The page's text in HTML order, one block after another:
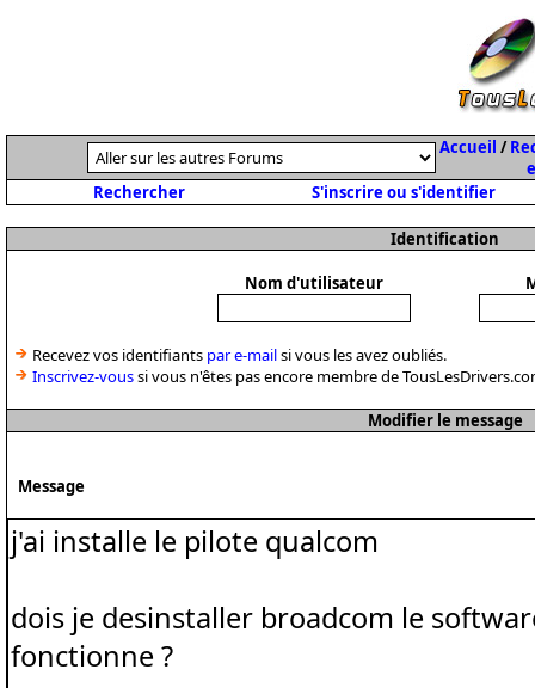
Accueil /
Rechercher
S'inscrire ou s'identifier
Identification
Nom d'utilisateur
Recevez vos identifiants par e-mailsi vous les avez oubliés.
Inscrivez-voussi vous n'êtes pas encore membre de
Modifier le message
Message